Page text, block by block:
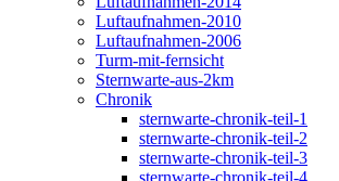
Luftaufnahmen-2010
Luftaufnahmen-2006
Turm-mit-fernsicht
Sternwarte-aus-2km
Chronik
sternwarte-chronik-teil-1
sternwarte-chronik-teil-2
sternwarte-chronik-teil-3
sternwarte-chronik-teil-4